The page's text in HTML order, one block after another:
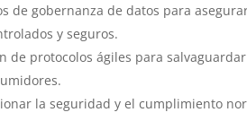
de gobernanza de datos para
y seguros.
de protocolos ágiles para
la seguridad y el cumplimiento